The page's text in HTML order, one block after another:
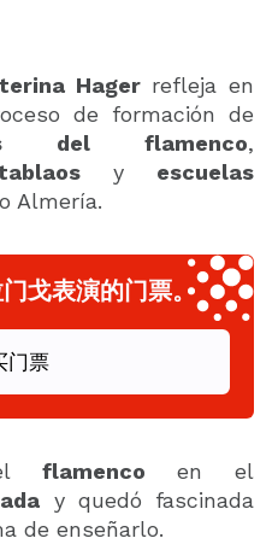
Hagerrefleja en
de formación de
del flamenco,
y escuelas
o Almería.
戈表演的门票。
门票
el flamenco en el
y quedó fascinada
de enseñarlo.